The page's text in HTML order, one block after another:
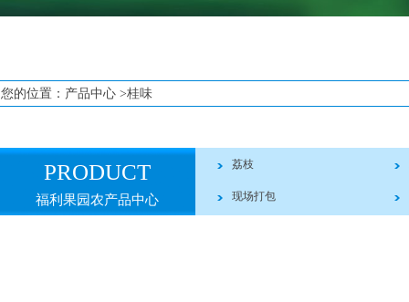
您的位置： 产品中心 >桂味
PRODUCT
福利果园农产品中心
荔枝
现场打包